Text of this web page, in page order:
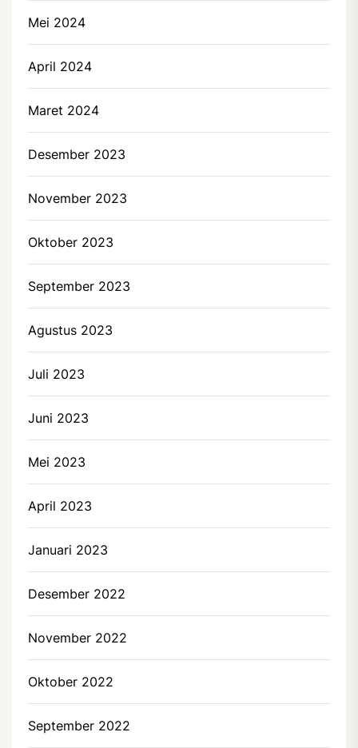
Mei 2024
April 2024
Maret 2024
Desember 2023
November 2023
Oktober 2023
September 2023
Agustus 2023
Juli 2023
Juni 2023
Mei 2023
April 2023
Januari 2023
Desember 2022
November 2022
Oktober 2022
September 2022